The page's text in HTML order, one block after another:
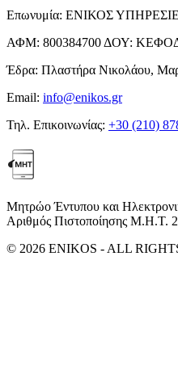
Επωνυμία: ΕΝΙΚΟΣ
ΑΦΜ: 800384700 ΔΟΥ:
Έδρα: Πλαστήρα Νικολάου,
Email: info@enikos.gr
Τηλ. Επικοινωνίας: +30 (210)
Μητρώο Έντυπου και
Αριθμός Πιστοποίησης Μ.Η.Τ.
© 2026 ENIKOS - ALL